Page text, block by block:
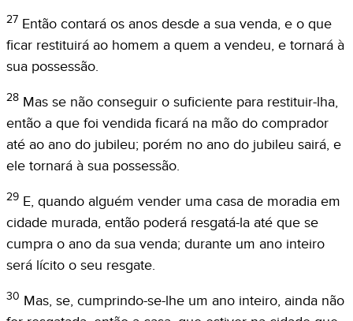
27 Então contará os anos desde a sua venda, e o que
ficar restituirá ao homem a quem a vendeu, e tornará à
sua possessão.
28 Mas se não conseguir o suficiente para restituir-lha,
então a que foi vendida ficará na mão do comprador
até ao ano do jubileu; porém no ano do jubileu sairá, e
ele tornará à sua possessão.
29 E, quando alguém vender uma casa de moradia em
cidade murada, então poderá resgatá-la até que se
cumpra o ano da sua venda; durante um ano inteiro
será lícito o seu resgate.
30 Mas, se, cumprindo-se-lhe um ano inteiro, ainda não